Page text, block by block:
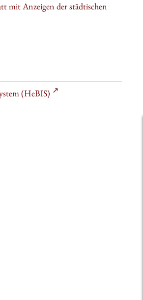
mit Anzeigen der städtischen
(HeBIS)